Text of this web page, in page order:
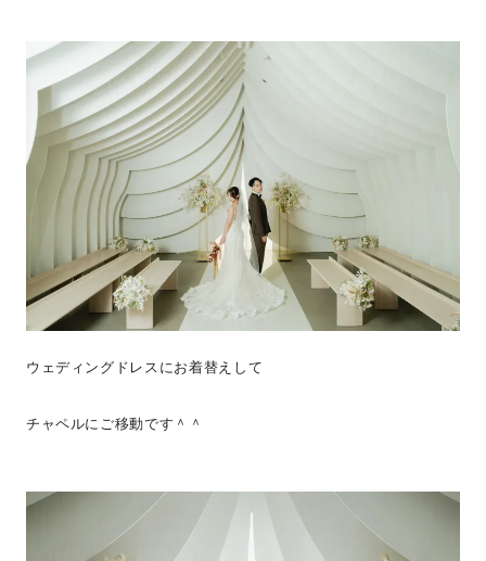
ウェディングドレスにお着替えして
チャペルにご移動です＾＾